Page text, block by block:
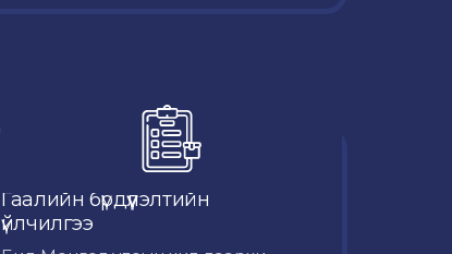
Гаалийн бүрдүүлэлтийн
үйлчилгээ